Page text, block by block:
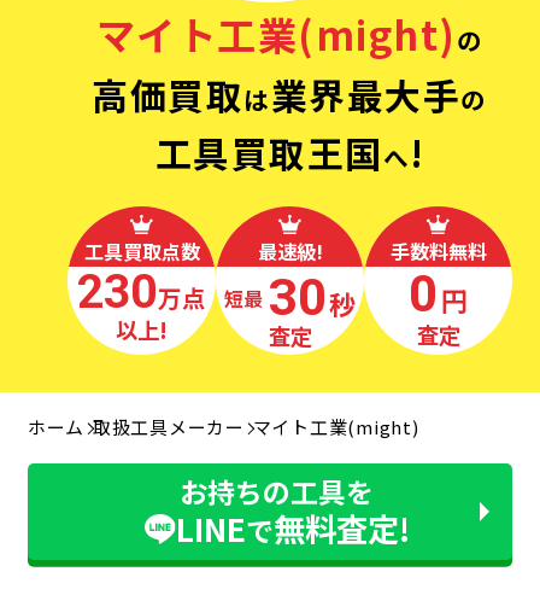
マイト工業(might) の
高価買取は業界最大手の
工具買取王国へ!
工具買取点数
230万点
以上!
最速級!
最短 30秒
査定
手数料無料
0円
査定
ホーム 取扱工具メーカー マイト工業(might)
お持ちの工具を
LINEで無料査定!